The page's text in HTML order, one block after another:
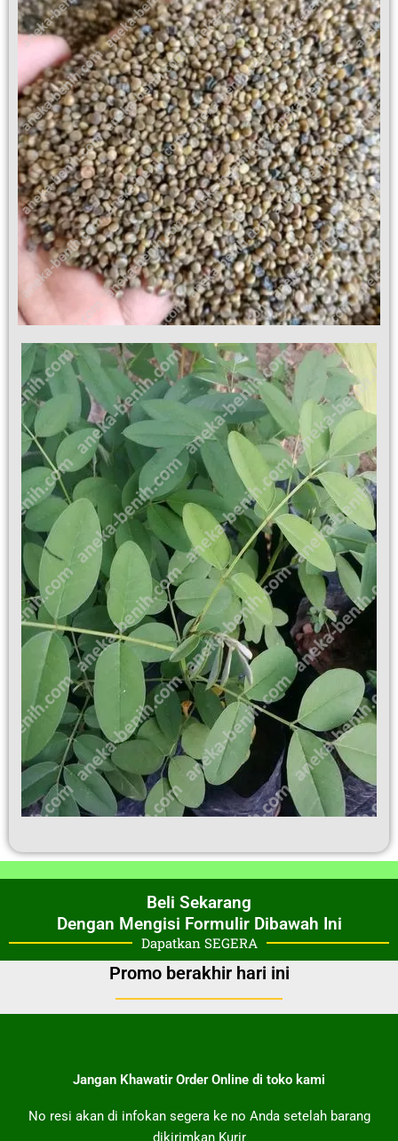
Beli Sekarang
Dengan Mengisi Formulir Dibawah Ini
Dapatkan SEGERA
Promo berakhir hari ini
Jangan Khawatir Order Online di toko kami
No resi akan di infokan segera ke no Anda setelah barang
dikirimkan Kurir